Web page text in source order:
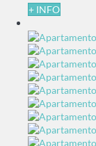
+ INFO